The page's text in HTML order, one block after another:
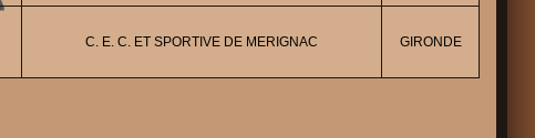
C. E. C. ET SPORTIVE DE MERIGNAC GIRONDE